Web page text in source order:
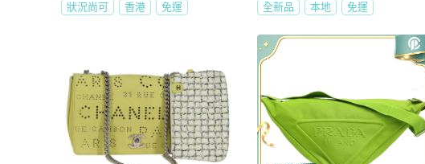
狀況尚可 香港 免運 全新品 本地 免運